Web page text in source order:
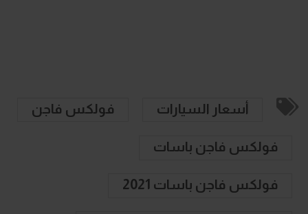
أسعار السيارات فولكس فاجن
فولكس فاجن باسات
فولكس فاجن باسات 2021